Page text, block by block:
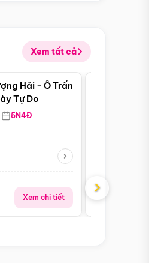
Xem tất cả
Điểm nổi bật
Hải - Ô Trấn
Tự Do
5N4Đ
Xem chi tiết
Giá từ:
›